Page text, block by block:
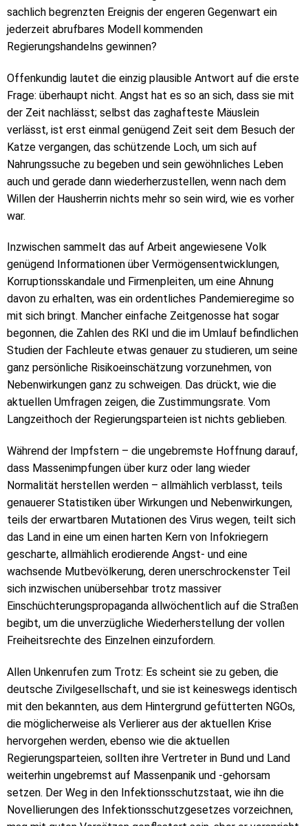
sachlich begrenzten Ereignis der engeren Gegenwart ein
jederzeit abrufbares Modell kommenden
Regierungshandelns gewinnen?
Offenkundig lautet die einzig plausible Antwort auf die erste
Frage: überhaupt nicht. Angst hat es so an sich, dass sie mit
der Zeit nachlässt; selbst das zaghafteste Mäuslein
verlässt, ist erst einmal genügend Zeit seit dem Besuch der
Katze vergangen, das schützende Loch, um sich auf
Nahrungssuche zu begeben und sein gewöhnliches Leben
auch und gerade dann wiederherzustellen, wenn nach dem
Willen der Hausherrin nichts mehr so sein wird, wie es vorher
war.
Inzwischen sammelt das auf Arbeit angewiesene Volk
genügend Informationen über Vermögensentwicklungen,
Korruptionsskandale und Firmenpleiten, um eine Ahnung
davon zu erhalten, was ein ordentliches Pandemieregime so
mit sich bringt. Mancher einfache Zeitgenosse hat sogar
begonnen, die Zahlen des RKI und die im Umlauf befindlichen
Studien der Fachleute etwas genauer zu studieren, um seine
ganz persönliche Risikoeinschätzung vorzunehmen, von
Nebenwirkungen ganz zu schweigen. Das drückt, wie die
aktuellen Umfragen zeigen, die Zustimmungsrate. Vom
Langzeithoch der Regierungsparteien ist nichts geblieben.
Während der Impfstern – die ungebremste Hoffnung darauf,
dass Massenimpfungen über kurz oder lang wieder
Normalität herstellen werden – allmählich verblasst, teils
genauerer Statistiken über Wirkungen und Nebenwirkungen,
teils der erwartbaren Mutationen des Virus wegen, teilt sich
das Land in eine um einen harten Kern von Infokriegern
gescharte, allmählich erodierende Angst- und eine
wachsende Mutbevölkerung, deren unerschrockenster Teil
sich inzwischen unübersehbar trotz massiver
Einschüchterungspropaganda allwöchentlich auf die Straßen
begibt, um die unverzügliche Wiederherstellung der vollen
Freiheitsrechte des Einzelnen einzufordern.
Allen Unkenrufen zum Trotz: Es scheint sie zu geben, die
deutsche Zivilgesellschaft, und sie ist keineswegs identisch
mit den bekannten, aus dem Hintergrund gefütterten NGOs,
die möglicherweise als Verlierer aus der aktuellen Krise
hervorgehen werden, ebenso wie die aktuellen
Regierungsparteien, sollten ihre Vertreter in Bund und Land
weiterhin ungebremst auf Massenpanik und -gehorsam
setzen. Der Weg in den Infektionsschutzstaat, wie ihn die
Novellierungen des Infektionsschutzgesetzes vorzeichnen,